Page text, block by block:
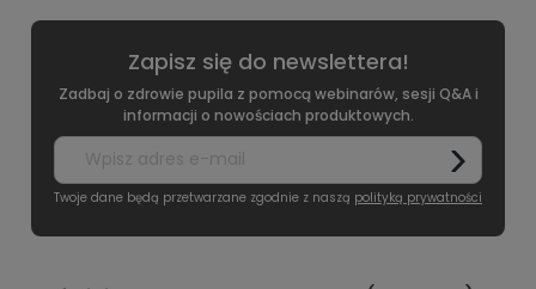
Zapisz się do newslettera!
Zadbaj o zdrowie pupila z pomocą webinarów, sesji Q&A i
informacji o nowościach produktowych.
Twoje dane będą przetwarzane zgodnie z naszą polityką prywatności